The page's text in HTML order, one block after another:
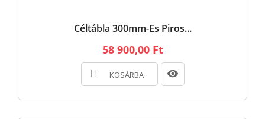
Céltábla 300mm-Es Piros...
58 900,00 Ft
KOSÁRBA